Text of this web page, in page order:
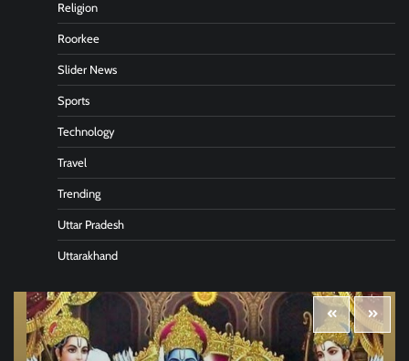
Religion
Roorkee
Slider News
Sports
Technology
Travel
Trending
Uttar Pradesh
Uttarakhand